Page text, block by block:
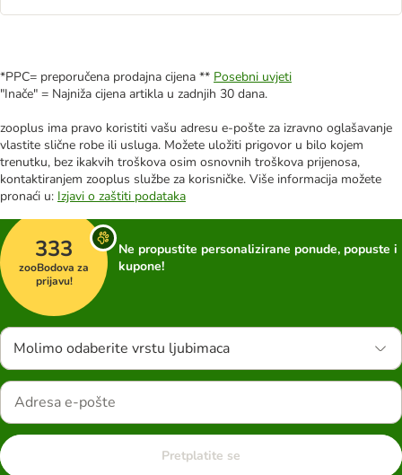
*PPC= preporučena prodajna cijena ** Posebni uvjeti
"Inače" = Najniža cijena artikla u zadnjih 30 dana.
zooplus ima pravo koristiti vašu adresu e-pošte za izravno oglašavanje
vlastite slične robe ili usluga. Možete uložiti prigovor u bilo kojem
trenutku, bez ikakvih troškova osim osnovnih troškova prijenosa,
kontaktiranjem zooplus službe za korisničke. Više informacija možete
pronaći u: Izjavi o zaštiti podataka
333
zooBodova za
prijavu!
Ne propustite personalizirane ponude, popuste i
kupone!
Molimo odaberite vrstu ljubimaca
Pretplatite se